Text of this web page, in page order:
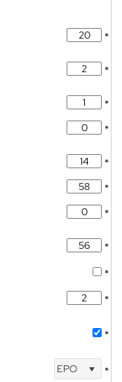
*
*
*
*
*
*
*
*
*
*
*
EPO *